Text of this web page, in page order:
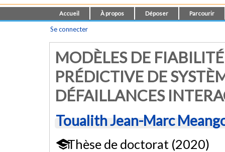
Accueil À propos Déposer Parcourir
Se connecter
MODÈLES DE
PRÉDICTIVE DE
DÉFAILLANCES
Toualith Jean-Marc
Thèse de doctorat (2020)